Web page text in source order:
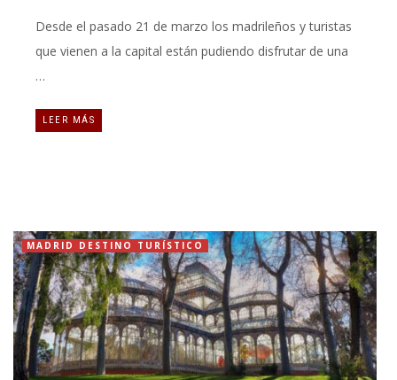
Desde el pasado 21 de marzo los madrileños y turistas
que vienen a la capital están pudiendo disfrutar de una
…
LEER MÁS
MADRID DESTINO TURÍSTICO